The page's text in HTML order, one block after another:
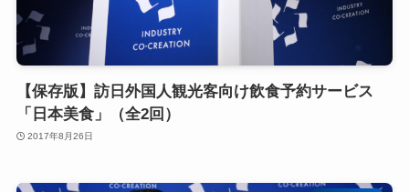
【保存版】訪日外国人観光客向け飲食予約サービス
「日本美食」（全2回）
2017年8月26日